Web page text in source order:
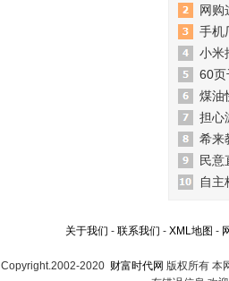
网购
手机
小米
60页
煤油
担心
希来
民意
自主
关于我们 - 联系我们 - XML地图 -
Copyright.2002-2020 财富时代网 版权所有 本